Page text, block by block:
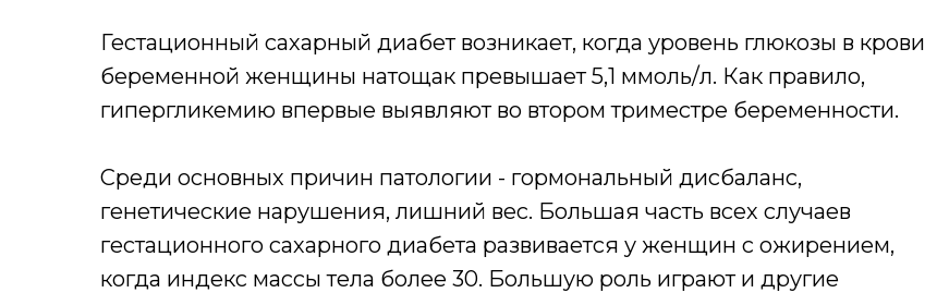
Гестационный сахарный диабет возникает, когда уровень глюкозы в крови
беременной женщины натощак превышает 5,1 ммоль/л. Как правило,
гипергликемию впервые выявляют во втором триместре беременности.
Среди основных причин патологии - гормональный дисбаланс,
генетические нарушения, лишний вес. Большая часть всех случаев
гестационного сахарного диабета развивается у женщин с ожирением,
когда индекс массы тела более 30. Большую роль играют и другие